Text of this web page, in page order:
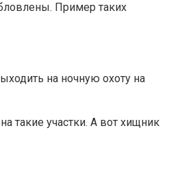
Пример таких
на ночную охоту на
такие участки. А вот хищник